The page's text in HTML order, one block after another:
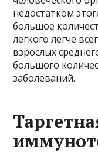
недостатком
большое
легкого легче
взрослых
большого
заболеваний.